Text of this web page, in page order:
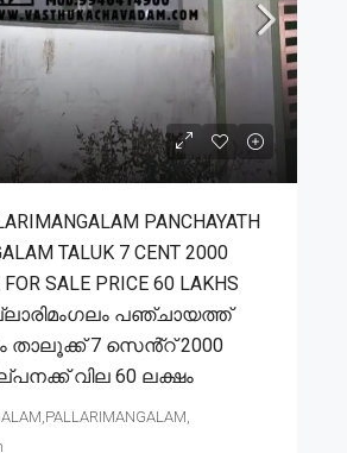
PANCHAYATH
TALUK 7 CENT 2000
FOR SALE PRICE 60 LAKHS
പഞ്ചായത്ത്
താലൂക്ക് 7 സെൻ്റ് 2000
വില 60 ലക്ഷം